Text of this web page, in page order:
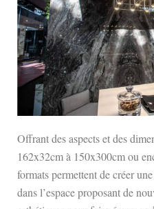
Offrant des aspects et des
162x32cm à 150x300cm ou
formats permettent de créer
dans l’espace proposant de